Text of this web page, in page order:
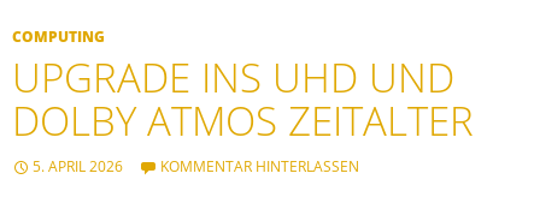
COMPUTING
UPGRADE INS UHD UND
DOLBY ATMOS ZEITALTER
5. APRIL 2026 KOMMENTAR HINTERLASSEN